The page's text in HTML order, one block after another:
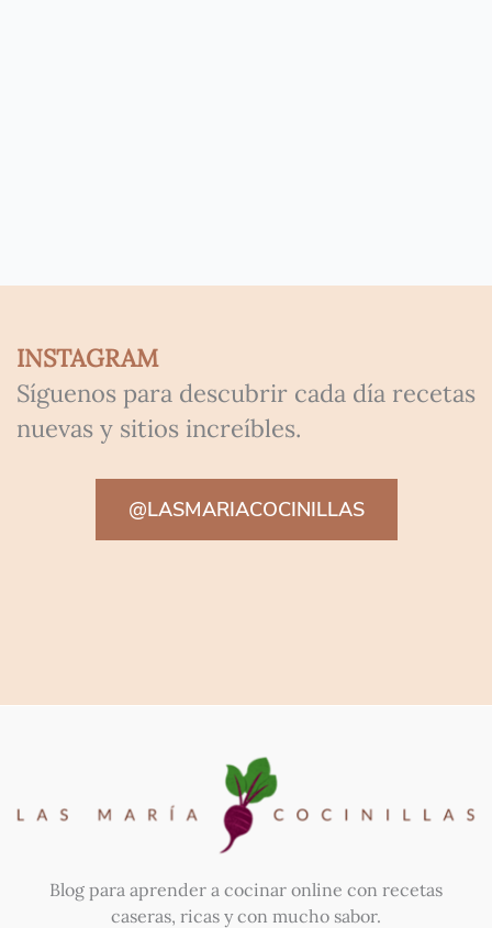
INSTAGRAM
Síguenos para descubrir cada día recetas
nuevas y sitios increíbles.
@LASMARIACOCINILLAS
Blog para aprender a cocinar online con recetas
caseras, ricas y con mucho sabor.